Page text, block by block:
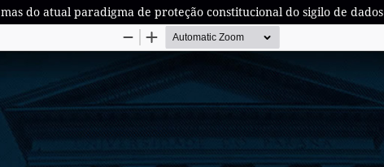
do atual paradigma de proteção constitucional do sigilo de dados